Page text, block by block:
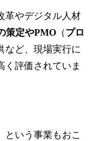
革やデジタル人材
策定やPMO （プロ
など、現場実行に
く評価されていま
という事業もおこ